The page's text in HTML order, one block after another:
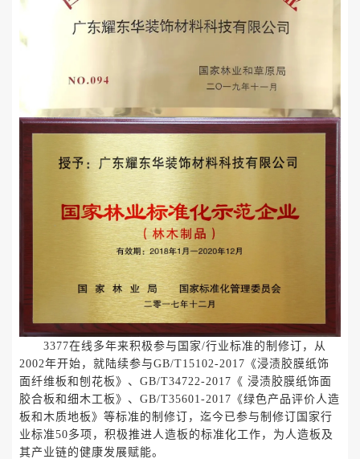
3377在线多年来积极参与国家/行业标准的制修订，从
2002年开始，就陆续参与GB/T15102-2017《浸渍胶膜纸饰
面纤维板和刨花板》、GB/T34722-2017《 浸渍胶膜纸饰面
胶合板和细木工板》、GB/T35601-2017《绿色产品评价人造
板和木质地板》等标准的制修订，迄今已参与制修订国家行
业标准50多项，积极推进人造板的标准化工作，为人造板及
其产业链的健康发展赋能。